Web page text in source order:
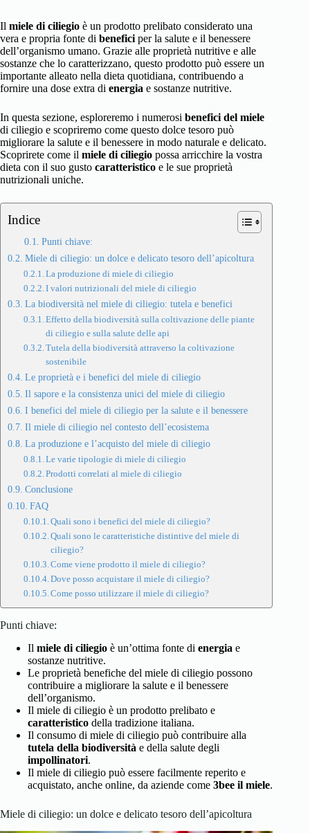
Il miele di ciliegio è un prodotto prelibato considerato una
vera e propria fonte di benefici per la salute e il benessere
dell’organismo umano. Grazie alle proprietà nutritive e alle
sostanze che lo caratterizzano, questo prodotto può essere un
importante alleato nella dieta quotidiana, contribuendo a
fornire una dose extra di energia e sostanze nutritive.
In questa sezione, esploreremo i numerosi benefici del miele
di ciliegio e scopriremo come questo dolce tesoro può
migliorare la salute e il benessere in modo naturale e delicato.
Scoprirete come il miele di ciliegio possa arricchire la vostra
dieta con il suo gusto caratteristico e le sue proprietà
nutrizionali uniche.
Indice
Punti chiave:
Miele di ciliegio: un dolce e delicato tesoro dell’apicoltura
La produzione di miele di ciliegio
I valori nutrizionali del miele di ciliegio
La biodiversità nel miele di ciliegio: tutela e benefici
Effetto della biodiversità sulla coltivazione delle piante
di ciliegio e sulla salute delle api
Tutela della biodiversità attraverso la coltivazione
sostenibile
Le proprietà e i benefici del miele di ciliegio
Il sapore e la consistenza unici del miele di ciliegio
I benefici del miele di ciliegio per la salute e il benessere
Il miele di ciliegio nel contesto dell’ecosistema
La produzione e l’acquisto del miele di ciliegio
Le varie tipologie di miele di ciliegio
Prodotti correlati al miele di ciliegio
Conclusione
FAQ
Quali sono i benefici del miele di ciliegio?
Quali sono le caratteristiche distintive del miele di
ciliegio?
Come viene prodotto il miele di ciliegio?
Dove posso acquistare il miele di ciliegio?
Come posso utilizzare il miele di ciliegio?
Punti chiave:
Il miele di ciliegio è un’ottima fonte di energia e
sostanze nutritive.
Le proprietà benefiche del miele di ciliegio possono
contribuire a migliorare la salute e il benessere
dell’organismo.
Il miele di ciliegio è un prodotto prelibato e
caratteristico della tradizione italiana.
Il consumo di miele di ciliegio può contribuire alla
tutela della biodiversità e della salute degli
impollinatori.
Il miele di ciliegio può essere facilmente reperito e
acquistato, anche online, da aziende come 3bee il miele.
Miele di ciliegio: un dolce e delicato tesoro dell’apicoltura